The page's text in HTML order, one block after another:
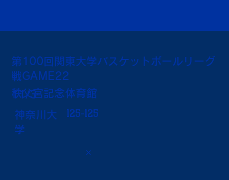
11/3
×
第100回関東大学バスケットボールリーグ
戦GAME22
秩父宮記念体育館
神奈川大
学
125-125